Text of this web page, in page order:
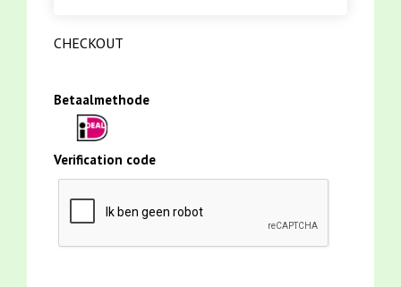
CHECKOUT
Betaalmethode
Verification code